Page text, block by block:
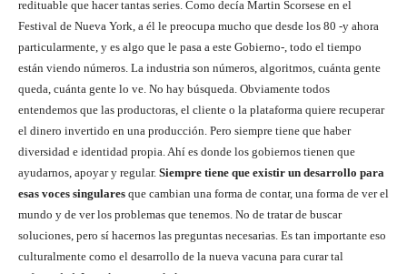
redituable que hacer tantas series. Como decía Martin Scorsese en el
Festival de Nueva York, a él le preocupa mucho que desde los 80 -y ahora
particularmente, y es algo que le pasa a este Gobierno-, todo el tiempo
están viendo números. La industria son números, algoritmos, cuánta gente
queda, cuánta gente lo ve. No hay búsqueda. Obviamente todos
entendemos que las productoras, el cliente o la plataforma quiere recuperar
el dinero invertido en una producción. Pero siempre tiene que haber
diversidad e identidad propia. Ahí es donde los gobiernos tienen que
ayudarnos, apoyar y regular. Siempre tiene que existir un desarrollo para
esas voces singulares que cambian una forma de contar, una forma de ver el
mundo y de ver los problemas que tenemos. No de tratar de buscar
soluciones, pero sí hacernos las preguntas necesarias. Es tan importante eso
culturalmente como el desarrollo de la nueva vacuna para curar tal